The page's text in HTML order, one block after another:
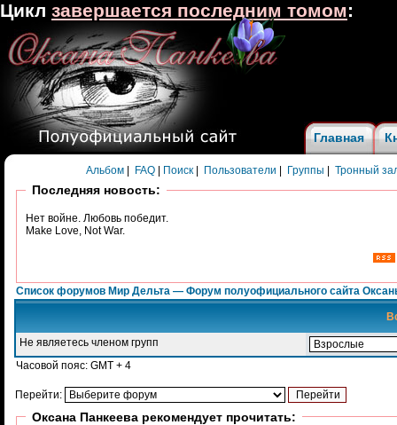
Главная
Альбом FAQ Поиск Пользователи Группы Тронный
Последняя новость:
Нет войне. Любовь победит.
Make Love, Not War.
Список форумов Мир Дельта — Форум полуофициального сайта
Не являетесь членом групп
Часовой пояс: GMT + 4
Перейти:
Оксана Панкеева рекомендует прочитать:
Цикл завершается последним томом: